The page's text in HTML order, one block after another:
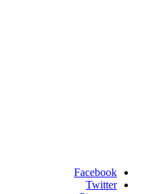
Facebook
Twitter